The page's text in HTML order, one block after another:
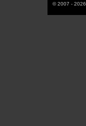
© 2007 - 2026